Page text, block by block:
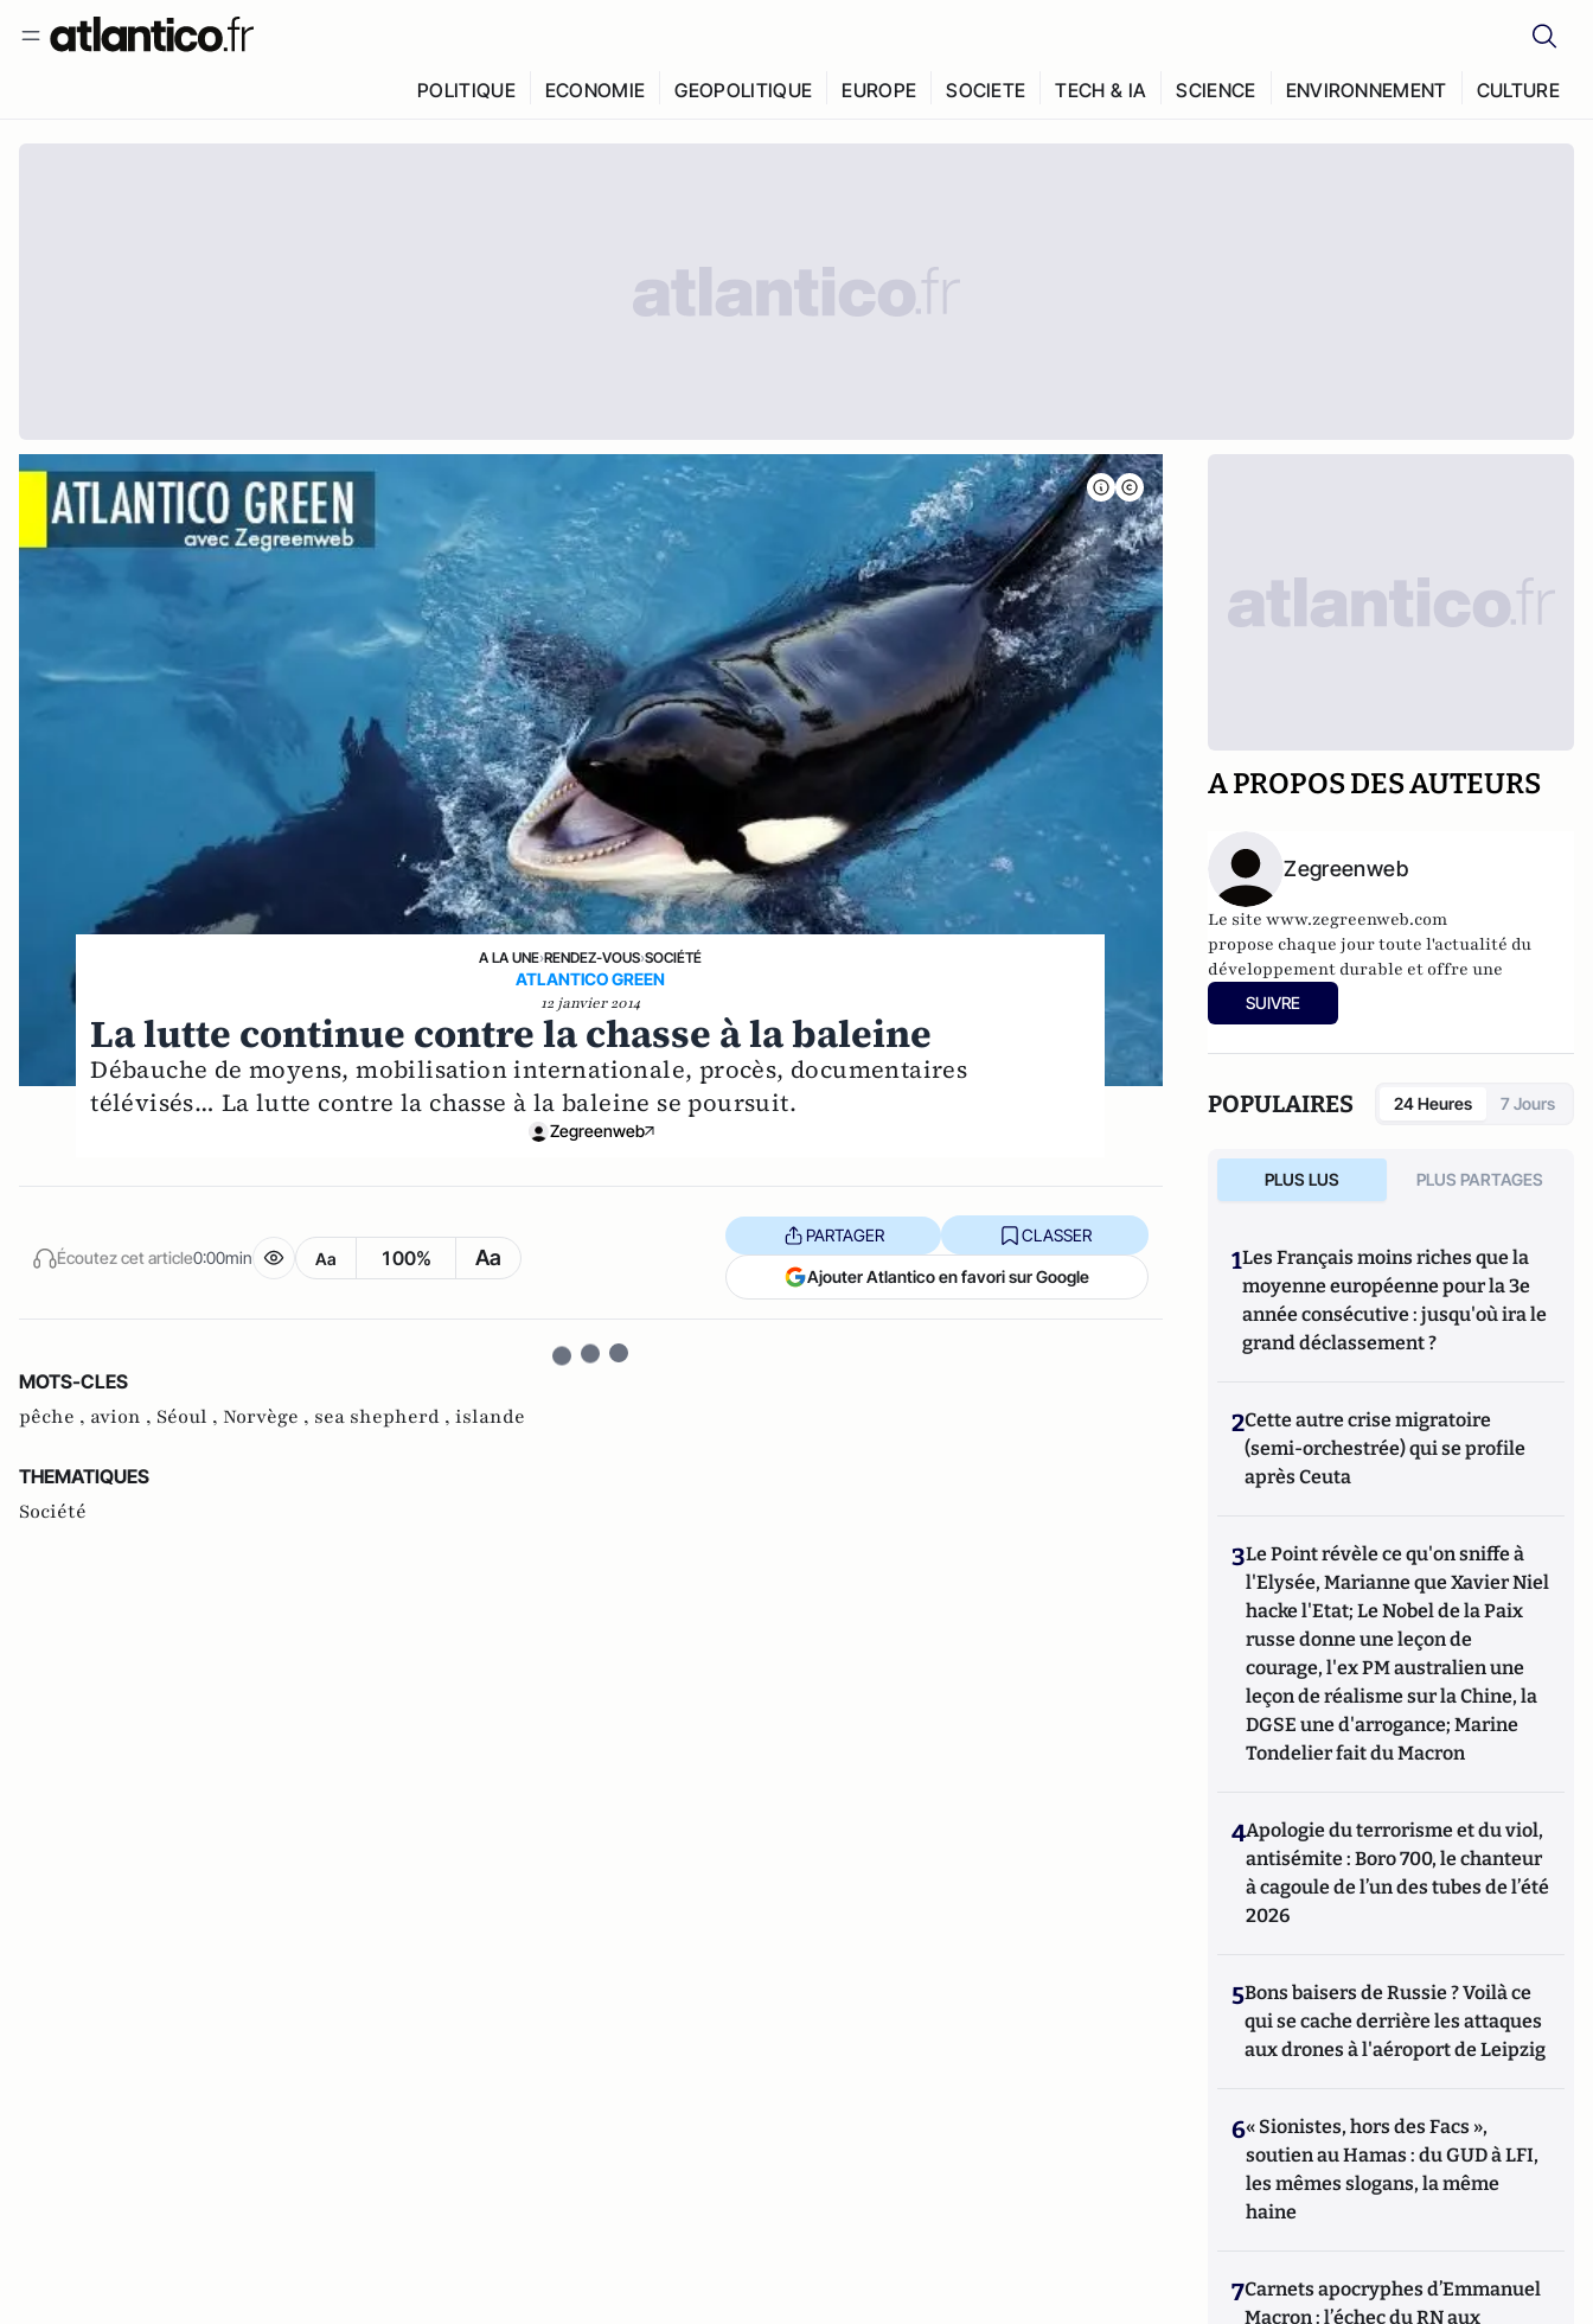
POLITIQUE ECONOMIE GEOPOLITIQUE EUROPE SOCIETE TECH & IA SCIENCE ENVIRONNEMENT CULTURE
A LA UNE›RENDEZ-VOUS›SOCIÉTÉ
ATLANTICO GREEN
12 janvier 2014
La lutte continue contre la chasse à la baleine
Débauche de moyens, mobilisation internationale, procès, documentaires
télévisés… La lutte contre la chasse à la baleine se poursuit.
Zegreenweb
Écoutez cet article0:00min Aa 100% Aa
PARTAGER CLASSER
Ajouter Atlantico en favori sur Google
MOTS-CLES
pêche , avion , Séoul , Norvège , sea shepherd , islande
THEMATIQUES
Société
A PROPOS DES AUTEURS
Zegreenweb
Le sitewww.zegreenweb.com
propose chaque jour toute l'actualité du
développement durable et offre une
véritable boîte à outil pour un quotidien
plus soucieux de la planète (écogestes,
consommation, etc.)
SUIVRE
POPULAIRES 24 Heures 7 Jours
PLUS LUS PLUS PARTAGES
1Les Français moins riches que la
moyenne européenne pour la 3e
année consécutive : jusqu'où ira le
grand déclassement ?
2Cette autre crise migratoire
(semi-orchestrée) qui se profile
après Ceuta
3Le Point révèle ce qu'on sniffe à
l'Elysée, Marianne que Xavier Niel
hacke l'Etat; Le Nobel de la Paix
russe donne une leçon de
courage, l'ex PM australien une
leçon de réalisme sur la Chine, la
DGSE une d'arrogance; Marine
Tondelier fait du Macron
4Apologie du terrorisme et du viol,
antisémite : Boro 700, le chanteur
à cagoule de l’un des tubes de l’été
2026
5Bons baisers de Russie ? Voilà ce
qui se cache derrière les attaques
aux drones à l'aéroport de Leipzig
6« Sionistes, hors des Facs »,
soutien au Hamas : du GUD à LFI,
les mêmes slogans, la même
haine
7Carnets apocryphes d’Emmanuel
Macron : l’échec du RN aux